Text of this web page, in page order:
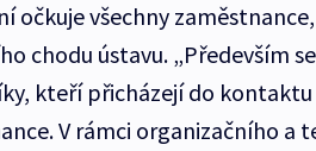
očkuje všechny
chodu ústavu. „Především
kteří přicházejí do
V rámci organizačního a